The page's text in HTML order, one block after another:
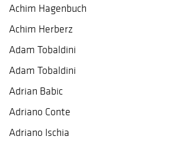
Achim Hagenbuch
Achim Herberz
Adam Tobaldini
Adam Tobaldini
Adrian Babic
Adriano Conte
Adriano Ischia